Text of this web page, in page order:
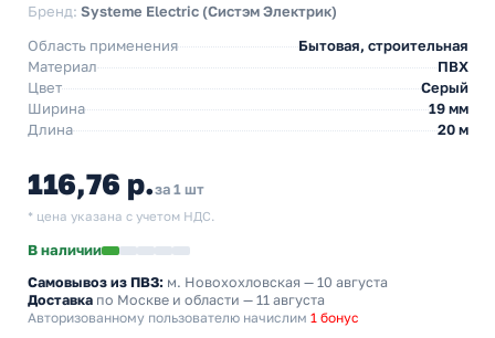
Бренд: Systeme Electric (Систэм Электрик)
Область применения
Бытовая, строительная
Материал
ПВХ
Цвет
Серый
Ширина
19 мм
Длина
20 м
116,76 р.за 1 шт
* цена указана с учетом НДС.
В наличии
Самовывоз из ПВЗ: м. Новохохловская — 10 августа
Доставка по Москве и области — 11 августа
Авторизованному пользователю начислим 1 бонус